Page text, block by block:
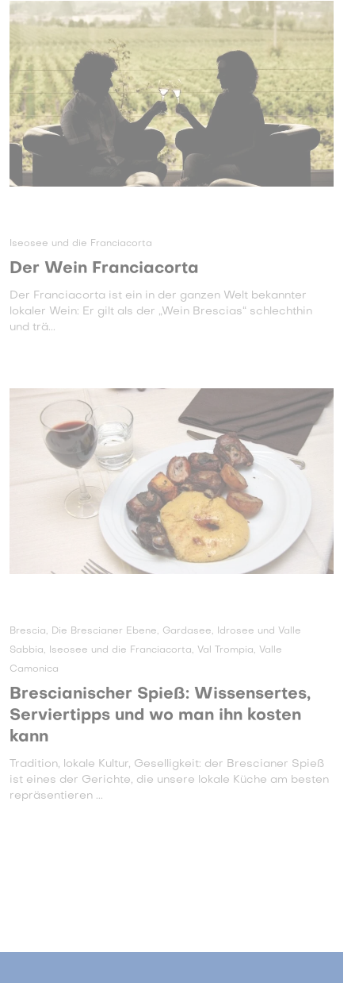
Iseosee und die Franciacorta
Der Wein Franciacorta
Der Franciacorta ist ein in der ganzen Welt bekannter
lokaler Wein: Er gilt als der „Wein Brescias“ schlechthin
und trä...
Brescia, Die Brescianer Ebene, Gardasee, Idrosee und Valle
Sabbia, Iseosee und die Franciacorta, Val Trompia, Valle
Camonica
Brescianischer Spieß: Wissensertes,
Serviertipps und wo man ihn kosten
kann
Tradition, lokale Kultur, Geselligkeit: der Brescianer Spieß
ist eines der Gerichte, die unsere lokale Küche am besten
repräsentieren ...